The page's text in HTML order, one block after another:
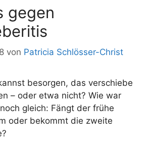
gegen
von Patricia Schlösser-Christ
besorgen, das verschiebe
– oder etwa nicht? Wie war
gleich: Fängt der frühe
oder bekommt die zweite